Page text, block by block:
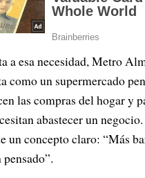
a esa necesidad, Metro
como un supermercado
las compras del hogar y
abastecer un
un concepto claro: “Más